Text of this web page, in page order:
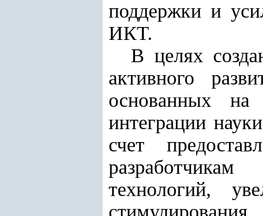
поддержки и
ИКТ.
В целях
активного
основанных на
интеграции
счет
технологий,